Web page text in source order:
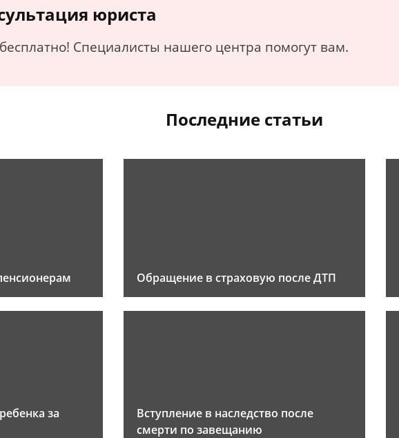
юриста
Специалисты нашего центра помогут вам.
Последние статьи
Обращение в страховую после ДТП
за
Вступление в наследство после
смерти по завещанию